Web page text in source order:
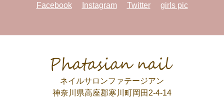
Facebook Instagram Twitter girls pic
Phatasian nail
ネイルサロンファテージアン
神奈川県高座郡寒川町岡田2-4-14